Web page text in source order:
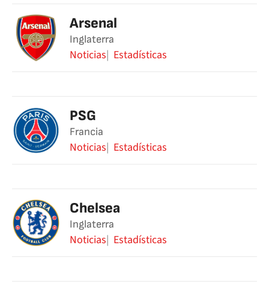
Arsenal
Inglaterra
Noticias Estadísticas
PSG
Francia
Noticias Estadísticas
Chelsea
Inglaterra
Noticias Estadísticas